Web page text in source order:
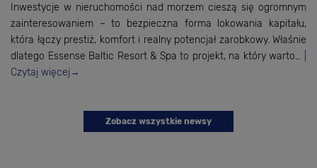
Inwestycje w nieruchomości nad morzem cieszą się ogromnym
zainteresowaniem – to bezpieczna forma lokowania kapitału,
która łączy prestiż, komfort i realny potencjał zarobkowy. Właśnie
dlatego Essense Baltic Resort & Spa to projekt, na który warto…
Czytaj więcej →
Zobacz wszystkie newsy